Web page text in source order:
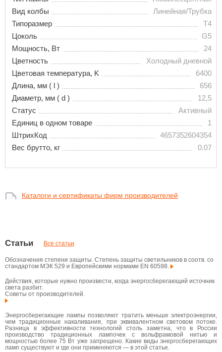
Вид колбы
Линейная/Трубка
Типоразмер
T4
Цоколь
G5
Мощность, Вт
24
Цветность
Холодный дневной
Цветовая температура, K
6400
Длина, мм ( l )
656
Диаметр, мм ( d )
12,5
Статус
Активный
Единиц в одном товаре
1
ШтрихКод
4657352604354
Вес брутто, кг
0.07
Каталоги и сертификаты фирм производителей
Статьи Все статьи
Обозначения степени защиты. Степень защиты светильников в соотв. со
стандартом МЭК 529 и Европейскими нормами EN 60598.
Действия, которые нужно произвести, когда энергосберегающий источник
света разбит.
Советы от производителей.
Энергосберегающие лампы позволяют тратить меньше электроэнергии,
чем традиционные накаливания, при эквивалентном световом потоке.
Разница в эффективности технологий столь заметна, что в России
производство традиционных лампочек с вольфрамовой нитью и
мощностью более 75 Вт уже запрещено. Какие виды энергосберегающих
ламп существуют и где они применяются — в этой статье.